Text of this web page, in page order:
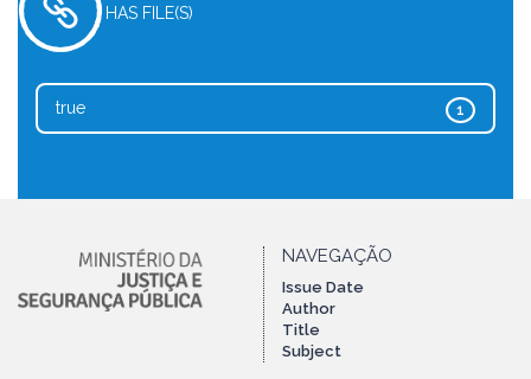
HAS FILE(S)
1
true
NAVEGAÇÃO
Issue Date
Author
Title
Subject